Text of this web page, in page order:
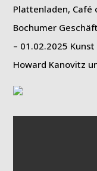
Plattenladen, Café
Bochumer
– 01.02.2025
Howard Kanovitz